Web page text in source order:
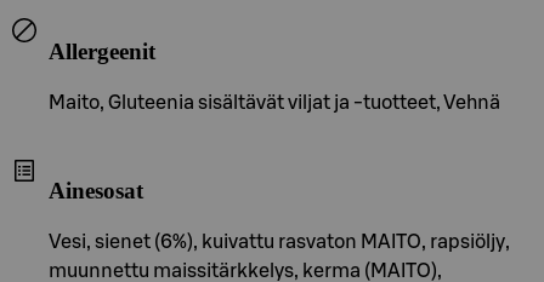
Allergeenit
Maito, Gluteenia sisältävät viljat ja -tuotteet, Vehnä
Ainesosat
Vesi, sienet (6%), kuivattu rasvaton MAITO, rapsiöljy,
muunnettu maissitärkkelys, kerma (MAITO),